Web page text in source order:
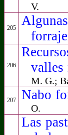
V.
205
206
valles
M. G.;
207 Nabo
O.
Las